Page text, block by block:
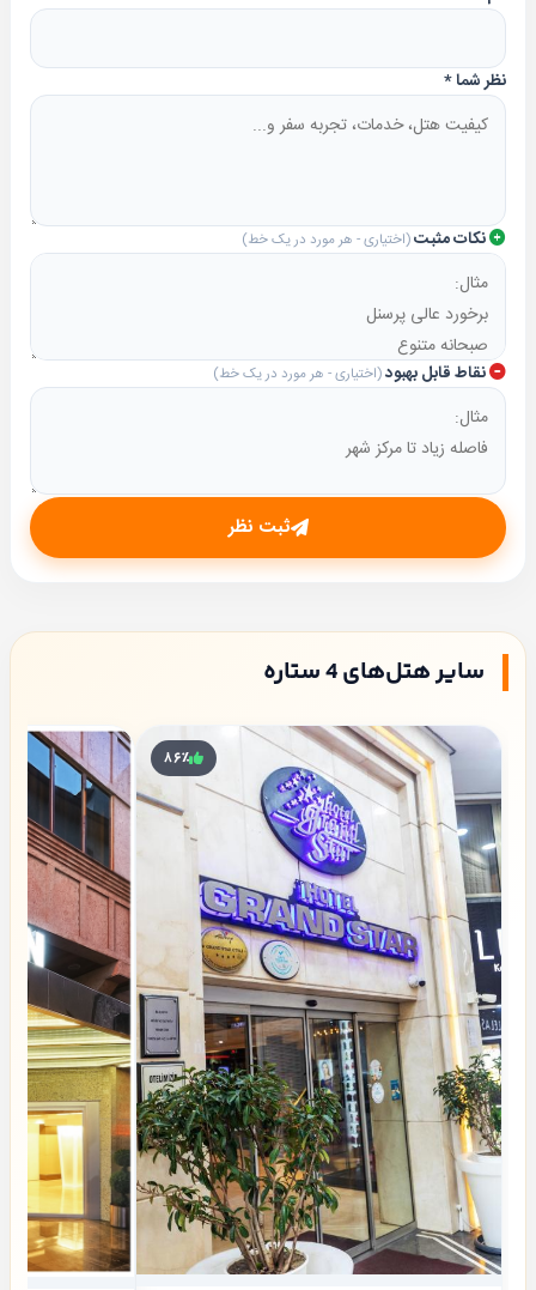
نظر شما*
نکات مثبت(اختیاری - هر مورد در یک خط)
نقاط قابل بهبود(اختیاری - هر مورد در یک خط)
ثبت نظر
سایر هتل‌های 4 ستاره
۸۶٪